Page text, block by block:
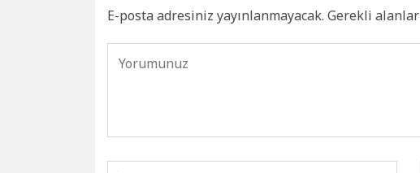
E-posta adresiniz yayınlanmayacak. Gerekli alanlar